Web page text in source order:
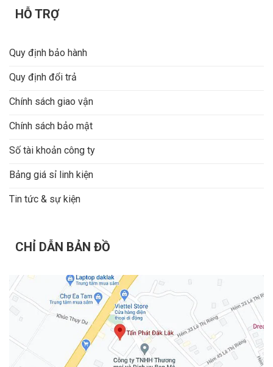
HỖ TRỢ
Quy định bảo hành
Quy định đổi trả
Chính sách giao vận
Chính sách bảo mật
Số tài khoản công ty
Bảng giá sỉ linh kiện
Tin tức & sự kiện
CHỈ DẪN BẢN ĐỒ